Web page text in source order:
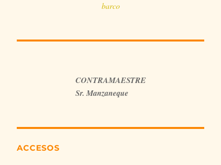
barco
CONTRAMAESTRE
Sr. Manzaneque
ACCESOS